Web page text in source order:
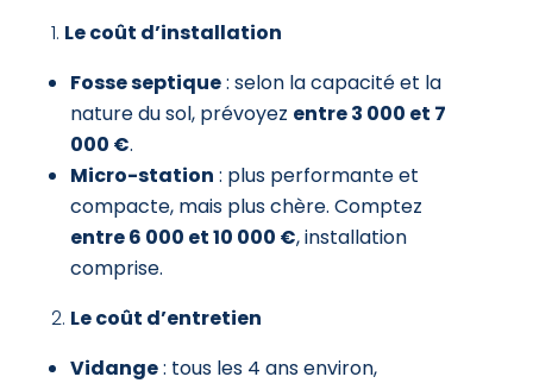
Le coût d’installation
Fosse septique: selon la capacité et la
nature du sol, prévoyez entre 3 000 et 7
000 €.
Micro-station : plus performante et
compacte, mais plus chère. Comptez
entre 6 000 et 10 000 €, installation
comprise.
Le coût d’entretien
Vidange: tous les 4 ans environ,